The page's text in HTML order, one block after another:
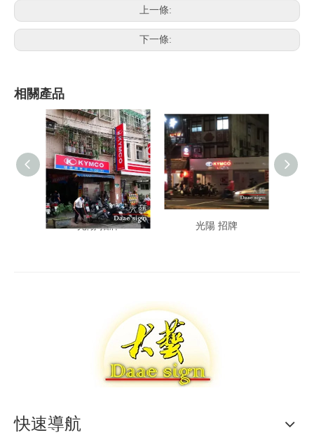
上一條:
下一條:
相關產品
光陽 招牌 光陽 招牌
快速導航